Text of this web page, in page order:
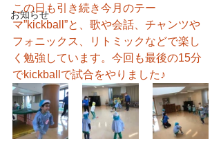
お知らせ
この日も引き続き今月のテー
マ”kickball”と、歌や会話、チャンツや
フォニックス、リトミックなどで楽し
く勉強しています。今回も最後の15分
でkickballで試合をやりました♪